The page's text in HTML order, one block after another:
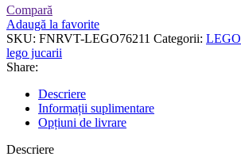
Compară
Adaugă la favorite
SKU: FNRVT-LEGO76211 Categorii: LEGO
lego jucarii
Share:
Descriere
Informații suplimentare
Opțiuni de livrare
Descriere